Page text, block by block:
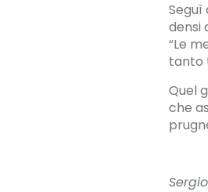
Seguì
densi
“Le
tanto
Quel
che